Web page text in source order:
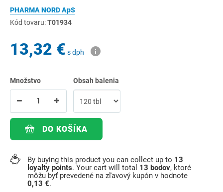
PHARMA NORD ApS
Kód tovaru:T01934
13,32 € s dph
Množstvo Obsah balenia
DO KOŠÍKA
By buying this product you can collect up to 13
loyalty points. Your cart will total 13 bodov, ktoré
môžu byť prevedené na zľavový kupón v hodnote
0,13 €.